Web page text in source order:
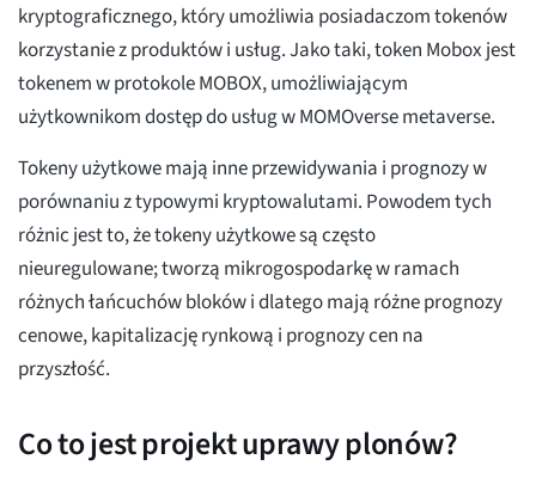
kryptograficznego, który umożliwia posiadaczom tokenów
korzystanie z produktów i usług. Jako taki, token Mobox jest
tokenem w protokole MOBOX, umożliwiającym
użytkownikom dostęp do usług w MOMOverse metaverse.
Tokeny użytkowe mają inne przewidywania i prognozy w
porównaniu z typowymi kryptowalutami. Powodem tych
różnic jest to, że tokeny użytkowe są często
nieuregulowane; tworzą mikrogospodarkę w ramach
różnych łańcuchów bloków i dlatego mają różne prognozy
cenowe, kapitalizację rynkową i prognozy cen na
przyszłość.
Co to jest projekt uprawy plonów?